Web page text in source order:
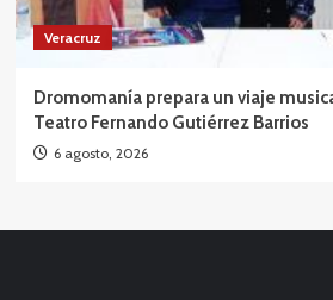
Veracruz
Dromomanía prepara un viaje
Teatro Fernando Gutiérrez Barrios
6 agosto, 2026